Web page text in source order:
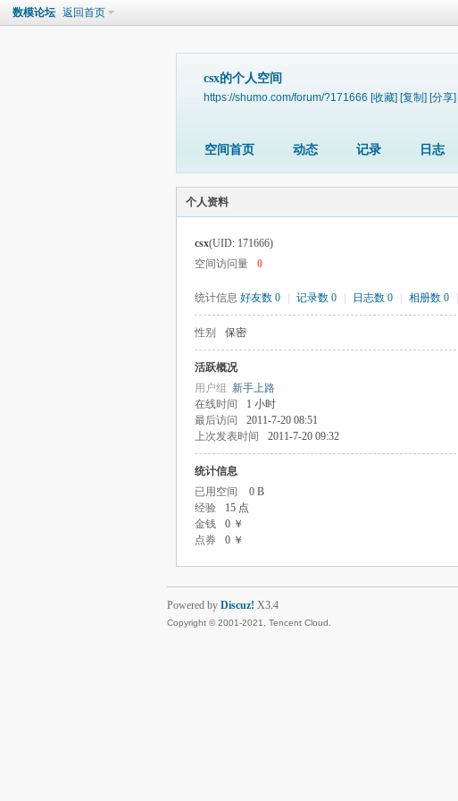
数模论坛 返回首页
csx的个人空间
https://shumo.com/forum/?171666 [收藏] [复制] [分享]
空间首页 动态 记录 日志
个人资料
csx(UID: 171666)
空间访问量
0
统计信息 好友数 0 记录数 0 日志数 0 相册数 0
性别 保密
活跃概况
用户组 新手上路
在线时间
1 小时
最后访问
2011-7-20 08:51
上次发表时间
2011-7-20 09:32
统计信息
已用空间
0 B
经验
15 点
金钱
0 ￥
点券
0 ￥
Powered by Discuz! X3.4
Copyright © 2001-2021, Tencent Cloud.